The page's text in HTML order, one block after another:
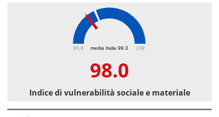
media Italia 99.3
93.6 109
98.0
Indice di vulnerabilità sociale e materiale